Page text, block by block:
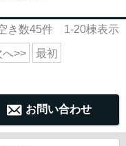
き数45件 1-20棟表示
へ>> 最初
お問い合わせ